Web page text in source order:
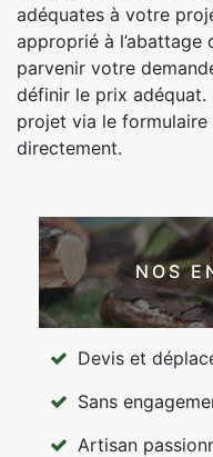
adéquates à votre
approprié à l’abattage
parvenir votre
définir le prix
projet via le
directement.
NOS
Devis et
Sans
Artisan